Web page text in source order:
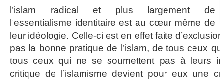
l’islam radical et plus largement de
l’essentialisme identitaire est au cœur même de
leur idéologie. Celle-ci est en effet faite
pas la bonne pratique de l’islam, de tous ceux
tous ceux qui ne se soumettent pas à leurs
critique de l’islamisme devient pour eux une